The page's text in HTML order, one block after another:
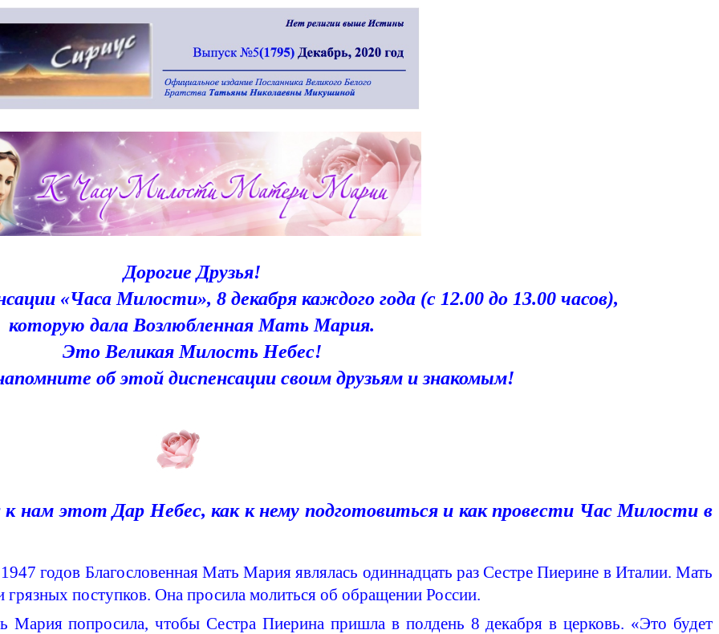
Дорогие Друзья!
«Часа Милости», 8 декабря каждого года (с 12.00 до 13.00 часов),
которую дала Возлюбленная Мать Мария.
Это Великая Милость Небес!
об этой диспенсациисвоим друзьям и знакомым!
нам этот Дар Небес, как к нему подготовиться и как провести Час Милости в
годов Благословенная Мать Мария являлась одиннадцать раз СестреПиерине в Италии. Мать
поступков. Она просила молиться об обращении России.
Мария попросила, чтобы СестраПиерина пришла в полдень 8 декабря в церковь. «Это будет